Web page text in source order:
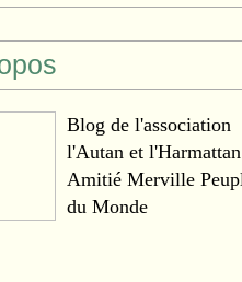
Blog de l'association
l'Autan et
Amitié Merville
du Monde